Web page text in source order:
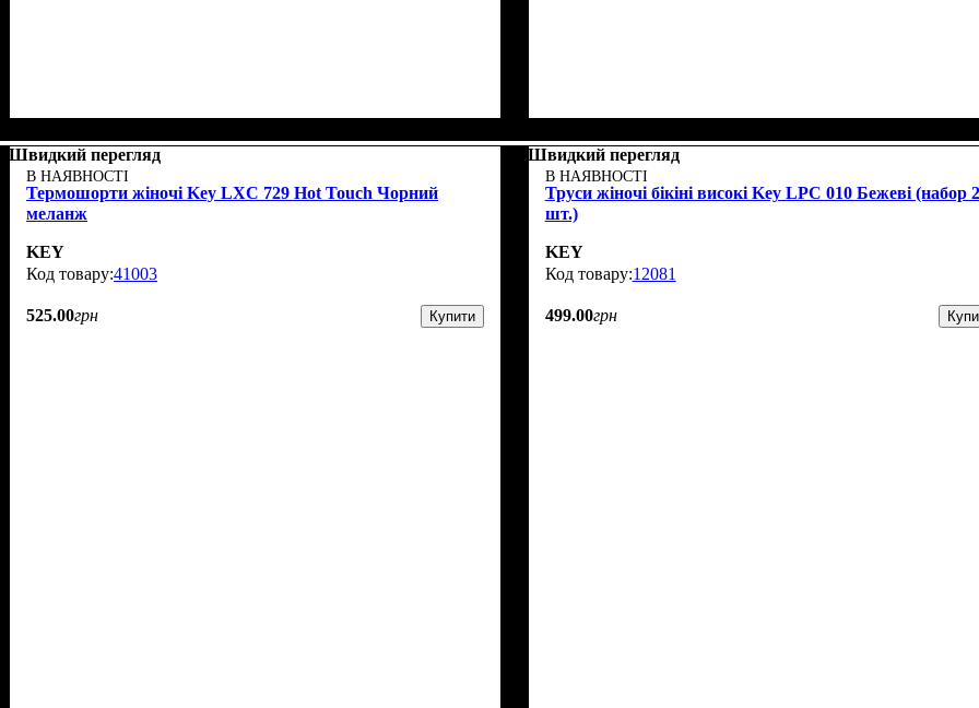
Швидкий перегляд
В НАЯВНОСТІ
Термошорти жіночі Key LXС 729 Hot Touch Чорний
меланж
KEY
41003
525.00грн Купити
Швидкий перегляд
В НАЯВНОСТІ
Труси жіночі бікіні високі Key LPC 010 Бежеві (набор 2
шт.)
KEY
12081
499.00грн